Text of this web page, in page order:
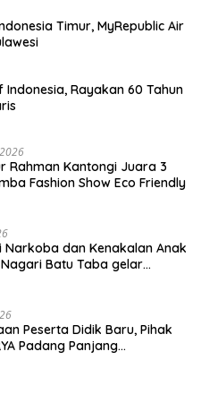
Timur, MyRepublic Air
Rayakan 60 Tahun
Rahman Kantongi Juara 3
Fashion Show Eco Friendly
Narkoba dan Kenakalan Anak
Batu Taba gelar
Peserta Didik Baru, Pihak
Padang Panjang